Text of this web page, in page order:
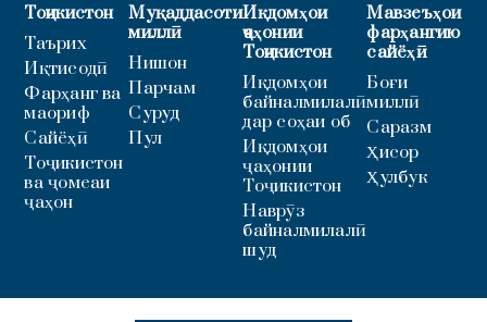
Тоҷикистон
Таърих
Иқтисодӣ
Фарҳанг ва
маориф
Сайёҳӣ
Тоҷикистон
ва ҷомеаи
ҷаҳон
Муқаддасоти
миллӣ
Нишон
Парчам
Суруд
Пул
Иқдомҳои
ҷаҳонии
Тоҷикистон
Иқдомҳои
байналмилалӣ
дар соҳаи об
Иқдомҳои
ҷаҳонии
Тоҷикистон
Наврӯз
байналмилалӣ
шуд
Мавзеъҳои
фарҳангию
сайёҳӣ
Боғи
миллӣ
Саразм
Ҳисор
Ҳулбук